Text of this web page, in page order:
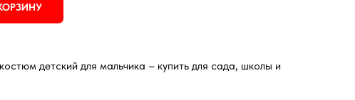
детский для мальчика – купить для сада, школы и